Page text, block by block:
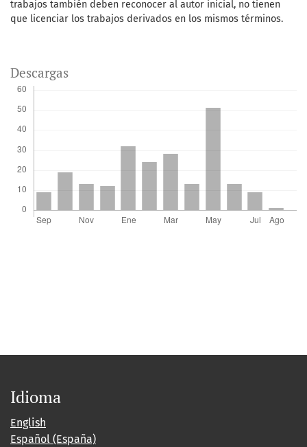
trabajos también deben reconocer al autor inicial, no tienen
que licenciar los trabajos derivados en los mismos términos.
Descargas
Idioma
English
Español (España)